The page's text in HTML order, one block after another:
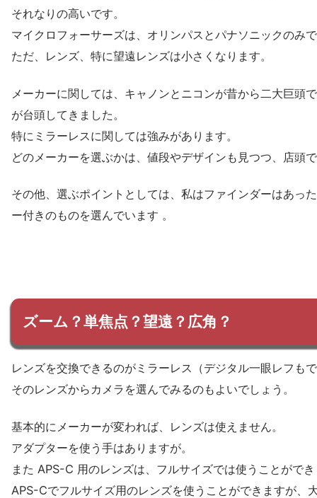
それなりの高いです。
マイクロフォーサーズは、オリンパスとパナソニックのみ
ただ、レンズ、特に望遠レンズは小さくなります。
メーカーに関しては、キャノンとニコンが昔から二大巨頭
が台頭してきました。
特にミラーレスに関しては強みがあります。
どのメーカーを選ぶかは、値段やデザインも見つつ、店頭
その他、選ぶポイントとしては、私はファインダーはあっ
ー付きのものを選んでいます 。
ズーム？単焦点？望遠？広角？
レンズを交換できるのがミラーレス（デジタル一眼レフも
そのレンズからカメラを選んでみるのもよいでしょう。
基本的にメーカーが変われば、レンズは使えません。
アダプターを使う手はありますが。
また APS-C 用のレンズは、フルサイズでは使うことがで
APS-Cでフルサイズ用のレンズを使うことができますが、